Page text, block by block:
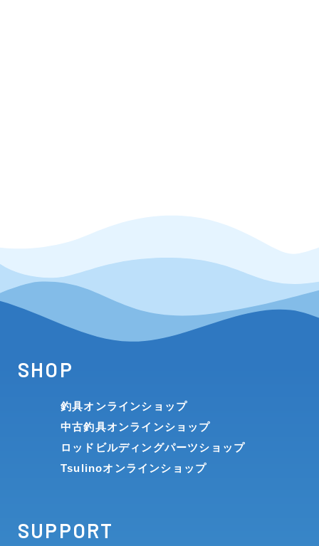
SHOP
釣具オンラインショップ
中古釣具オンラインショップ
ロッドビルディングパーツショップ
Tsulinoオンラインショップ
SUPPORT